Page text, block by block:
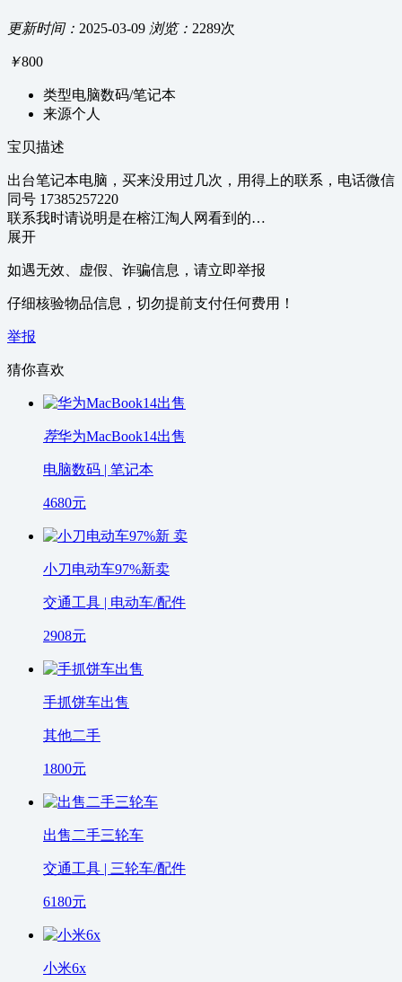
更新时间： 2025-03-09 浏览： 2289次
￥800
类型电脑数码/笔记本
来源个人
宝贝描述
出台笔记本电脑，买来没用过几次，用得上的联系，电话微信
同号 17385257220
联系我时请说明是在榕江淘人网看到的…
展开
如遇无效、虚假、诈骗信息，请立即举报
仔细核验物品信息，切勿提前支付任何费用！
举报
猜你喜欢
荐华为MacBook14出售
电脑数码 | 笔记本
4680元
小刀电动车97%新卖
交通工具 | 电动车/配件
2908元
手抓饼车出售
其他二手
1800元
出售二手三轮车
交通工具 | 三轮车/配件
6180元
小米6x